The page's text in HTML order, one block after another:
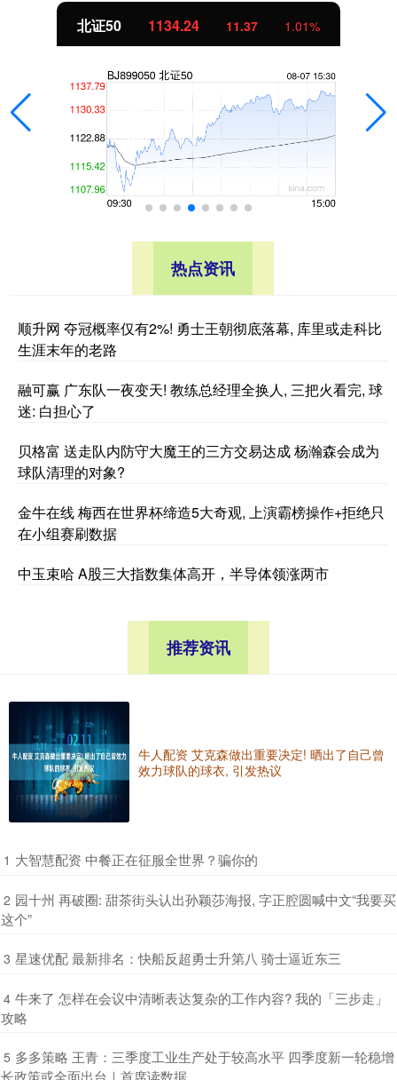
北证50 1134.24 11.37 1.01%
热点资讯
顺升网 夺冠概率仅有2%! 勇士王朝彻底落幕, 库里或走科比
生涯末年的老路
融可赢 广东队一夜变天! 教练总经理全换人, 三把火看完, 球
迷: 白担心了
贝格富 送走队内防守大魔王的三方交易达成 杨瀚森会成为
球队清理的对象?
金牛在线 梅西在世界杯缔造5大奇观, 上演霸榜操作+拒绝只
在小组赛刷数据
中玉束哈 A股三大指数集体高开，半导体领涨两市
推荐资讯
牛人配资 艾克森做出重要决定! 晒出了自己曾
效力球队的球衣, 引发热议
1 ​大智慧配资 中餐正在征服全世界？骗你的
2 ​园十州 再破圈: 甜茶街头认出孙颖莎海报, 字正腔圆喊中文“我要买
这个”
3 ​星速优配 最新排名：快船反超勇士升第八 骑士逼近东三
4 ​牛来了 怎样在会议中清晰表达复杂的工作内容? 我的「三步走」
攻略
5 ​多多策略 王青：三季度工业生产处于较高水平 四季度新一轮稳增
长政策或全面出台｜首席读数据